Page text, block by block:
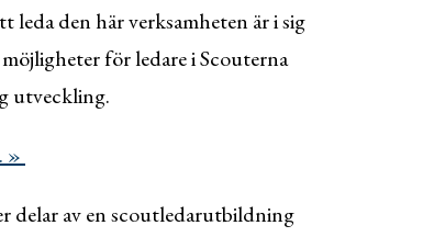
den här verksamheten är i sig
för ledare i Scouterna
utveckling.
»
delar av en scoutledarutbildning